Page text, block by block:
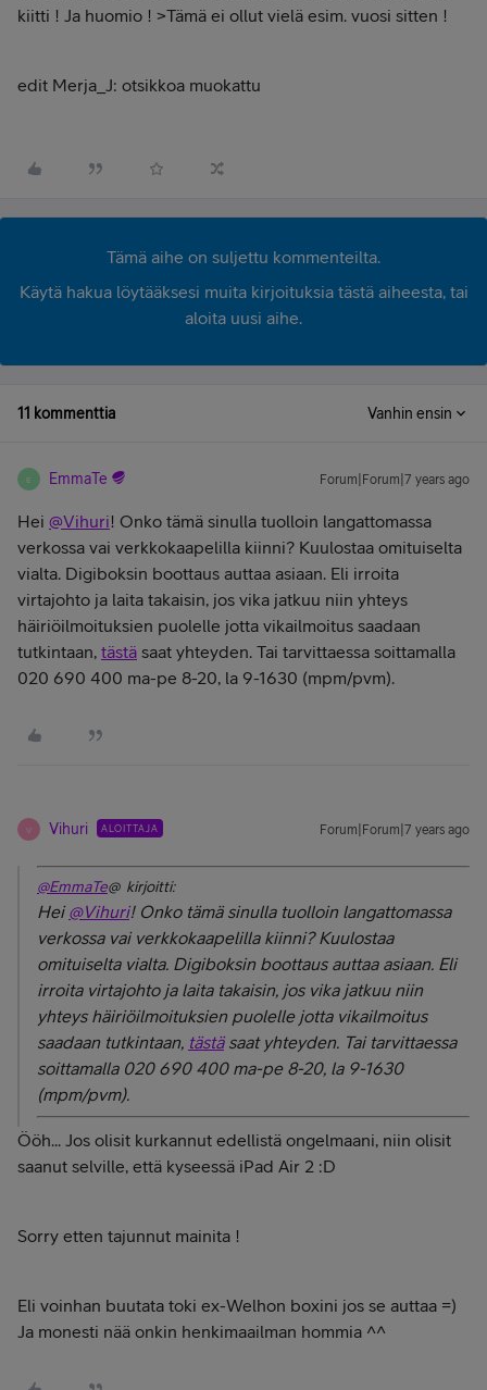
kiitti ! Ja huomio ! >Tämä ei ollut vielä esim. vuosi sitten !
edit Merja_J: otsikkoa muokattu
Tämä aihe on suljettu kommenteilta.
Käytä hakua löytääksesi muita kirjoituksia tästä aiheesta, tai
aloita uusi aihe.
11 kommenttia Vanhin ensin
E EmmaTe Forum|Forum|7 years ago
Hei @Vihuri! Onko tämä sinulla tuolloin langattomassa
verkossa vai verkkokaapelilla kiinni? Kuulostaa omituiselta
vialta. Digiboksin boottaus auttaa asiaan. Eli irroita
virtajohto ja laita takaisin, jos vika jatkuu niin yhteys
häiriöilmoituksien puolelle jotta vikailmoitus saadaan
tutkintaan, tästä saat yhteyden. Tai tarvittaessa soittamalla
020 690 400 ma-pe 8-20, la 9-1630 (mpm/pvm).
V Vihuri ALOITTAJA Forum|Forum|7 years ago
@EmmaTe@ kirjoitti:
Hei@Vihuri! Onko tämä sinulla tuolloin langattomassa
verkossa vai verkkokaapelilla kiinni? Kuulostaa
omituiselta vialta. Digiboksin boottaus auttaa asiaan. Eli
irroita virtajohto ja laita takaisin, jos vika jatkuu niin
yhteys häiriöilmoituksien puolelle jotta vikailmoitus
saadaan tutkintaan, tästäsaat yhteyden. Tai tarvittaessa
soittamalla 020 690 400 ma-pe 8-20, la 9-1630
(mpm/pvm).
Ööh... Jos olisit kurkannut edellistä ongelmaani, niin olisit
saanut selville, että kyseessä iPad Air 2 :D
Sorry etten tajunnut mainita !
Eli voinhan buutata toki ex-Welhon boxini jos se auttaa =)
Ja monesti nää onkin henkimaailman hommia ^^